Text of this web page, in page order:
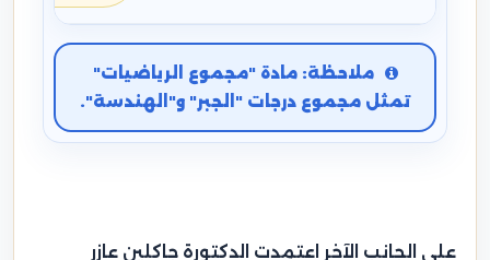
ملاحظة: مادة "مجموع الرياضيات"
تمثل مجموع درجات "الجبر" و"الهندسة".
على الجانب الآخر اعتمدت الدكتورة جاكلين عازر